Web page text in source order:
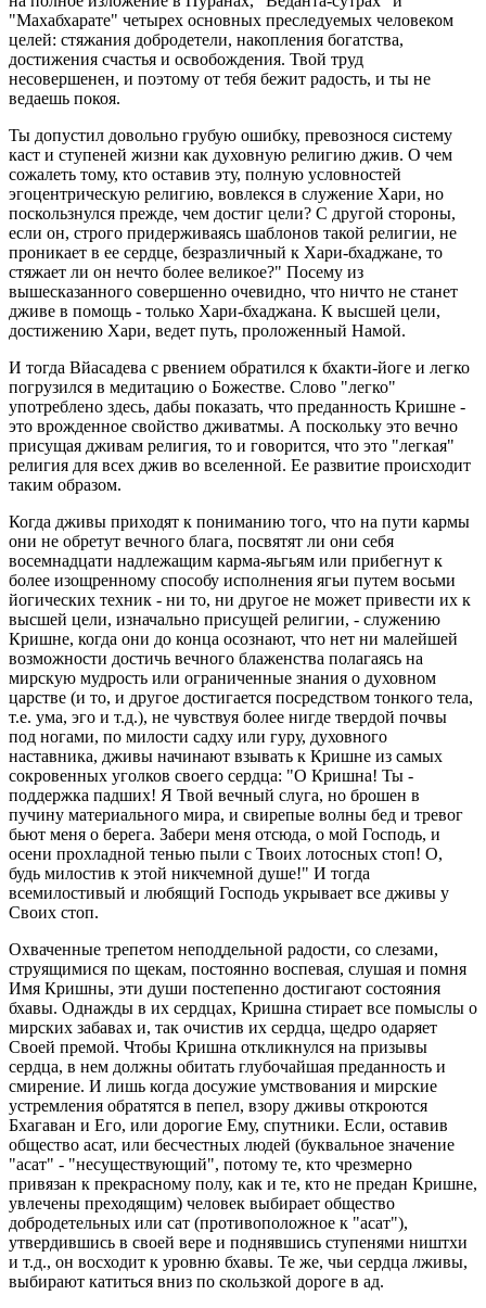
"Махабхарате" четырех основных преследуемых человеком
целей: стяжания добродетели, накопления богатства,
достижения счастья и освобождения. Твой труд
несовершенен, и поэтому от тебя бежит радость, и ты не
ведаешь покоя.
Ты допустил довольно грубую ошибку, превознося систему
каст и ступеней жизни как духовную религию джив. О чем
сожалеть тому, кто оставив эту, полную условностей
эгоцентрическую религию, вовлекся в служение Хари, но
поскользнулся прежде, чем достиг цели? С другой стороны,
если он, строго придерживаясь шаблонов такой религии, не
проникает в ее сердце, безразличный к Хари-бхаджане, то
стяжает ли он нечто более великое?" Посему из
вышесказанного совершенно очевидно, что ничто не станет
дживе в помощь - только Хари-бхаджана. К высшей цели,
достижению Хари, ведет путь, проложенный Намой.
И тогда Вйасадева с рвением обратился к бхакти-йоге и легко
погрузился в медитацию о Божестве. Слово "легко"
употреблено здесь, дабы показать, что преданность Кришне -
это врожденное свойство дживатмы. А поскольку это вечно
присущая дживам религия, то и говорится, что это "легкая"
религия для всех джив во вселенной. Ее развитие происходит
таким образом.
Когда дживы приходят к пониманию того, что на пути кармы
они не обретут вечного блага, посвятят ли они себя
восемнадцати надлежащим карма-яьгьям или прибегнут к
более изощренному способу исполнения ягьи путем восьми
йогических техник - ни то, ни другое не может привести их к
высшей цели, изначально присущей религии, - служению
Кришне, когда они до конца осознают, что нет ни малейшей
возможности достичь вечного блаженства полагаясь на
мирскую мудрость или ограниченные знания о духовном
царстве (и то, и другое достигается посредством тонкого тела,
т.е. ума, эго и т.д.), не чувствуя более нигде твердой почвы
под ногами, по милости садху или гуру, духовного
наставника, дживы начинают взывать к Кришне из самых
сокровенных уголков своего сердца: "О Кришна! Ты -
поддержка падших! Я Твой вечный слуга, но брошен в
пучину материального мира, и свирепые волны бед и тревог
бьют меня о берега. Забери меня отсюда, о мой Господь, и
осени прохладной тенью пыли с Твоих лотосных стоп! О,
будь милостив к этой никчемной душе!" И тогда
всемилостивый и любящий Господь укрывает все дживы у
Своих стоп.
Охваченные трепетом неподдельной радости, со слезами,
струящимися по щекам, постоянно воспевая, слушая и помня
Имя Кришны, эти души постепенно достигают состояния
бхавы. Однажды в их сердцах, Кришна стирает все помыслы о
мирских забавах и, так очистив их сердца, щедро одаряет
Своей премой. Чтобы Кришна откликнулся на призывы
сердца, в нем должны обитать глубочайшая преданность и
смирение. И лишь когда досужие умствования и мирские
устремления обратятся в пепел, взору дживы откроются
Бхагаван и Его, или дорогие Ему, спутники. Если, оставив
общество асат, или бесчестных людей (буквальное значение
"асат" - "несуществующий", потому те, кто чрезмерно
привязан к прекрасному полу, как и те, кто не предан Кришне,
увлечены преходящим) человек выбирает общество
добродетельных или сат (противоположное к "асат"),
утвердившись в своей вере и поднявшись ступенями ништхи
и т.д., он восходит к уровню бхавы. Те же, чьи сердца лживы,
выбирают катиться вниз по скользкой дороге в ад.